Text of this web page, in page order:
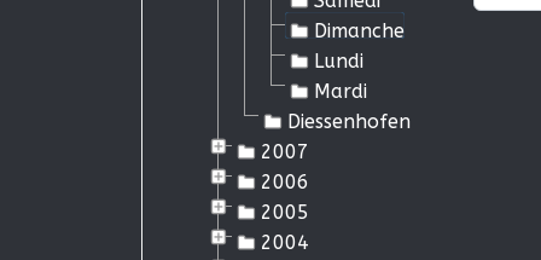
Dimanche
Lundi
Mardi
Diessenhofen
2007
2006
2005
2004